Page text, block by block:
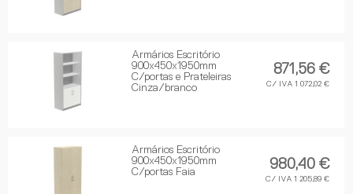
Armários Escritório
900x450x1950mm
C/portas e Prateleiras
Cinza/branco
871,56 €
C/ IVA 1 072,02 €
Armários Escritório
900x450x1950mm
C/portas Faia
980,40 €
C/ IVA 1 205,89 €